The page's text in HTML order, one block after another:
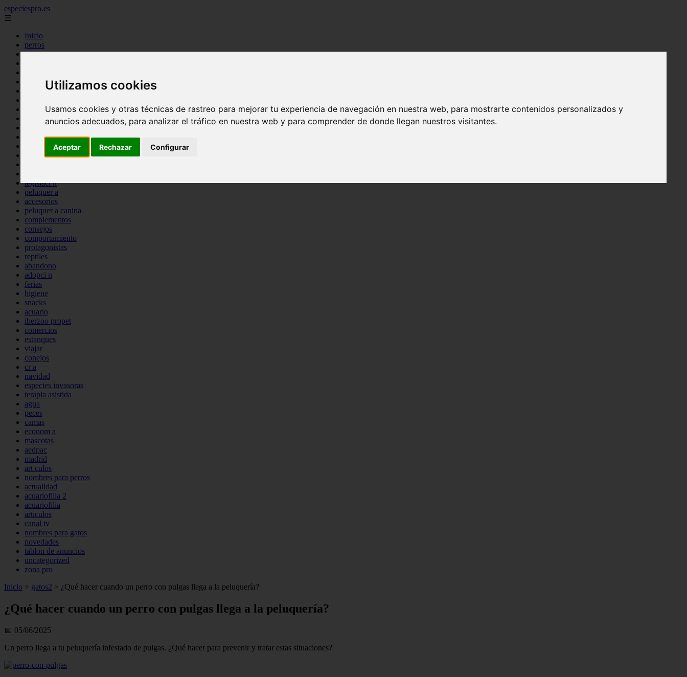
Utilizamos cookies
Usamos cookies y otras técnicas de rastreo para mejorar tu experiencia de navegación en nuestra web, para mostrarte contenidos personalizados y
anuncios adecuados, para analizar el tráfico en nuestra web y para comprender de donde llegan nuestros visitantes.
Aceptar Rechazar Configurar
especiespro.es
☰
Inicio
perros
gatos
acuariofilia
acuarios
tenencia responsable
mantenimiento
marketing
bienestar
legislaci n
peluquer a
accesorios
peluquer a canina
complementos
consejos
comportamiento
protagonistas
reptiles
abandono
adopci n
ferias
higiene
snacks
acuario
iberzoo propet
comercios
estanques
viajar
conejos
cr a
navidad
especies invasoras
terapia asistida
agua
peces
camas
econom a
mascotas
aedpac
madrid
art culos
nombres para perros
actualidad
acuariofilia 2
acuariofilia
articulos
canal tv
nombres para gatos
novedades
tablon de anuncios
uncategorized
zona pro
Inicio > gatos2 > ¿Qué hacer cuando un perro con pulgas llega a la peluquería?
¿Qué hacer cuando un perro con pulgas llega a la peluquería?
📅 05/06/2025
Un perro llega a tu peluquería infestado de pulgas. ¿Qué hacer para prevenir y tratar estas situaciones?